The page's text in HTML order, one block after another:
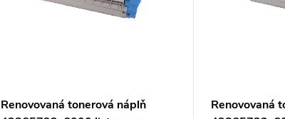
Renovovaná tonerová náplň
Renovovaná